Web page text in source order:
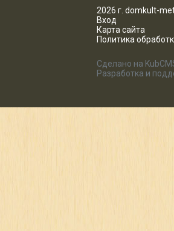
2026 г. domkult-
Вход
Карта сайта
Политика
Сделано на
Разработка и